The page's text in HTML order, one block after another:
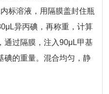
标溶液，用隔膜盖封住瓶
异丙碘，再称重，计算
通过隔膜，注入90μL甲基
碘的重量。混合均匀，静